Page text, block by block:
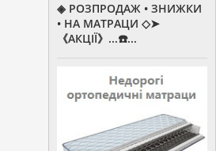
◈ РОЗПРОДАЖ • ЗНИЖКИ
• НА МАТРАЦИ ◇➤
《АКЦІЇ》...☎️...